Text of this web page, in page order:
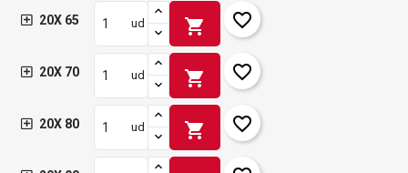
20X 65 ud shopping_cart favorite_border
20X 70 ud shopping_cart favorite_border
20X 80 ud shopping_cart favorite_border